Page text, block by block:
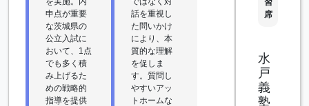
申点が重要
な茨城県の
公立入試に
おいて、1点
でも多く積
み上げるた
めの戦略的
指導を提供
話を重視し
た問いかけ
により、本
質的な理解
を促しま
す。質問し
やすいアッ
トホームな
席
水
戸
義
塾